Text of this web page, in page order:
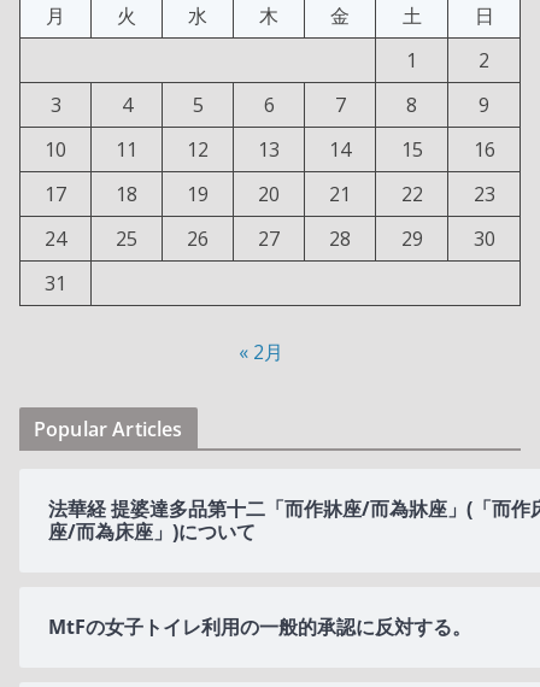
月
火 水 木 金 土
日
1
2
3
4 5 6 7 8
9
10
11 12 13 14 15
16
17
18 19 20 21 22
23
24
25 26 27 28 29
30
31
« 2月
Popular Articles
法華経 提婆達多品第十二「而作牀座/而為牀座」(「而作
座/而為床座」)について
MtFの女子トイレ利用の一般的承認に反対する。